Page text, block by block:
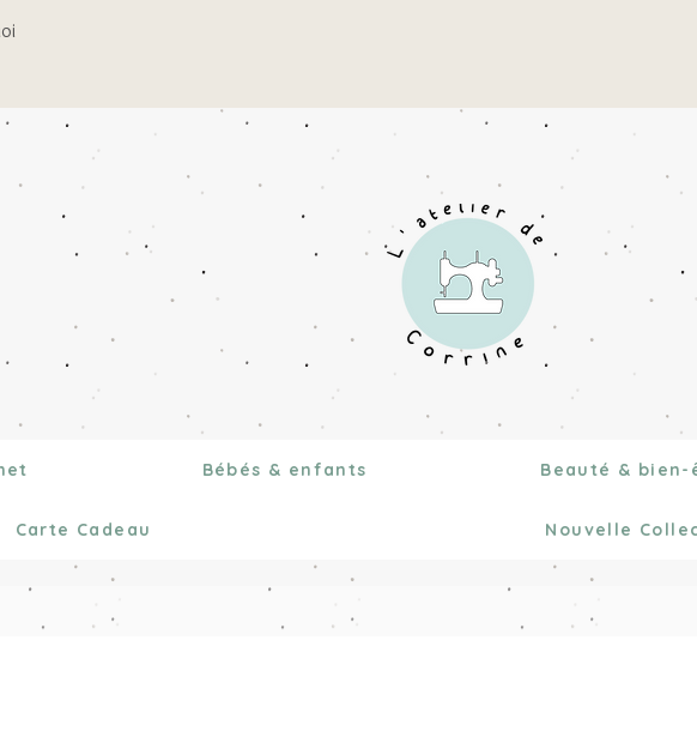
Bébés & enfants Beauté & bien-
Carte Cadeau Nouvelle